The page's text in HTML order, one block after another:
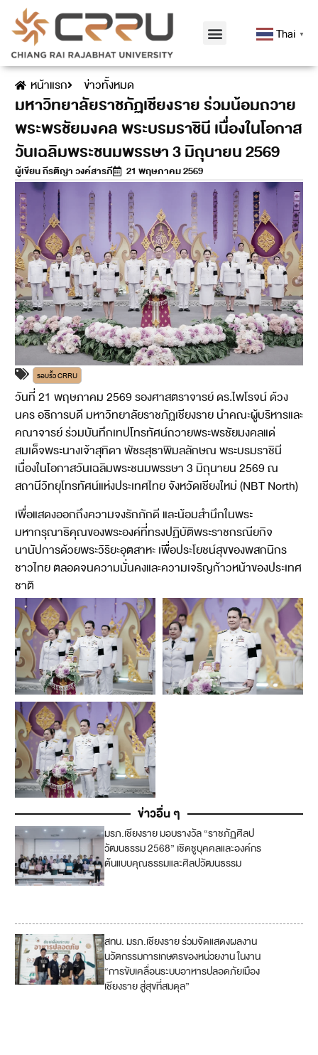
Thai ▼
หน้าแรก ข่าวทั้งหมด
มหาวิทยาลัยราชภัฏเชียงราย ร่วมน้อมถวาย
พระพรชัยมงคล พระบรมราชินี เนื่องในโอกาส
วันเฉลิมพระชนมพรรษา 3 มิถุนายน 2569
ผู้เขียนกีรติญา วงค์สารภี 21 พฤษภาคม 2569
รอบรั้ว CRRU
วันที่ 21 พฤษภาคม 2569 รองศาสตราจารย์ ดร.ไพโรจน์ ด้วง
นคร อธิการบดี มหาวิทยาลัยราชภัฏเชียงราย นำคณะผู้บริหารและ
คณาจารย์ ร่วมบันทึกเทปโทรทัศน์ถวายพระพรชัยมงคลแด่
สมเด็จพระนางเจ้าสุทิดา พัชรสุธาพิมลลักษณ พระบรมราชินี
เนื่องในโอกาสวันเฉลิมพระชนมพรรษา 3 มิถุนายน 2569 ณ
สถานีวิทยุโทรทัศน์แห่งประเทศไทย จังหวัดเชียงใหม่ (NBT North)
เพื่อแสดงออกถึงความจงรักภักดี และน้อมสำนึกในพระ
มหากรุณาธิคุณของพระองค์ที่ทรงปฏิบัติพระราชกรณียกิจ
นานัปการด้วยพระวิริยะอุตสาหะ เพื่อประโยชน์สุขของพสกนิกร
ชาวไทย ตลอดจนความมั่นคงและความเจริญก้าวหน้าของประเทศ
ชาติ
ข่าวอื่น ๆ
มรภ.เชียงราย มอบรางวัล “ราชภัฏศิลป
วัฒนธรรม 2568” เชิดชูบุคคลและองค์กร
ต้นแบบคุณธรรมและศิลปวัฒนธรรม
สทน. มรภ.เชียงราย ร่วมจัดแสดงผลงาน
นวัตกรรมการเกษตรของหน่วยงาน ในงาน
“การขับเคลื่อนระบบอาหารปลอดภัยเมือง
เชียงราย สู่สุขที่สมดุล”